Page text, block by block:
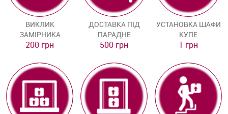
ВИКЛИК
ЗАМІРНИКА
200 грн
ДОСТАВКА ПІД
ПАРАДНЕ
500 грн
УСТАНОВКА ШАФИ
КУПЕ
1 грн